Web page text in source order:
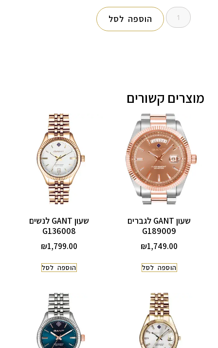
הוספה לסל
מוצרים קשורים
שעון GANT לגברים
G189009
₪1,749.00
הוספה לסל
שעון GANT לנשים
G136008
₪1,799.00
הוספה לסל